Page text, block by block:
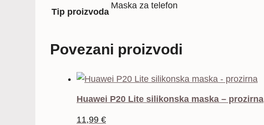
Tip proizvoda
Maska za telefon
Povezani proizvodi
Huawei P20 Lite silikonska maska – prozirna
11,99 €